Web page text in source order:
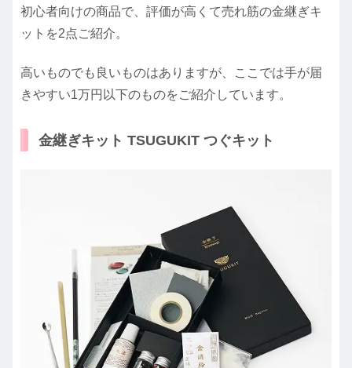
初心者向けの商品で、評価が高くて売れ筋の金継ぎキ
ットを2点ご紹介。
高いものでも良いものはありますが、ここでは手が届
きやすい1万円以下のものをご紹介しています。
金継ぎキット TSUGUKIT つぐキット